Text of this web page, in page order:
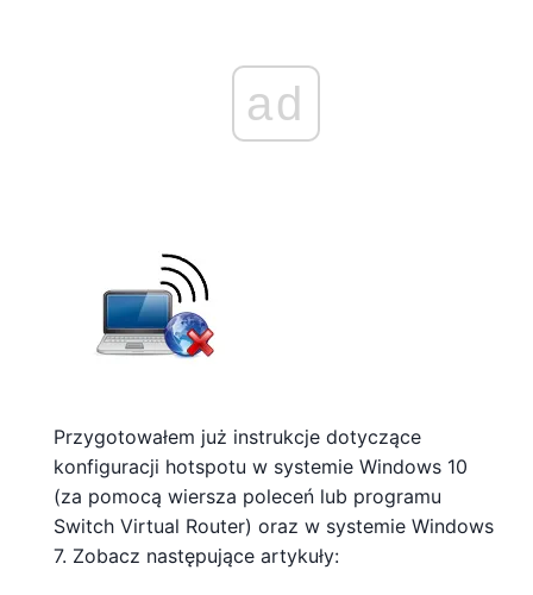
ad
Przygotowałem już instrukcje dotyczące
konfiguracji hotspotu w systemie Windows 10
(za pomocą wiersza poleceń lub programu
Switch Virtual Router) oraz w systemie Windows
7. Zobacz następujące artykuły: